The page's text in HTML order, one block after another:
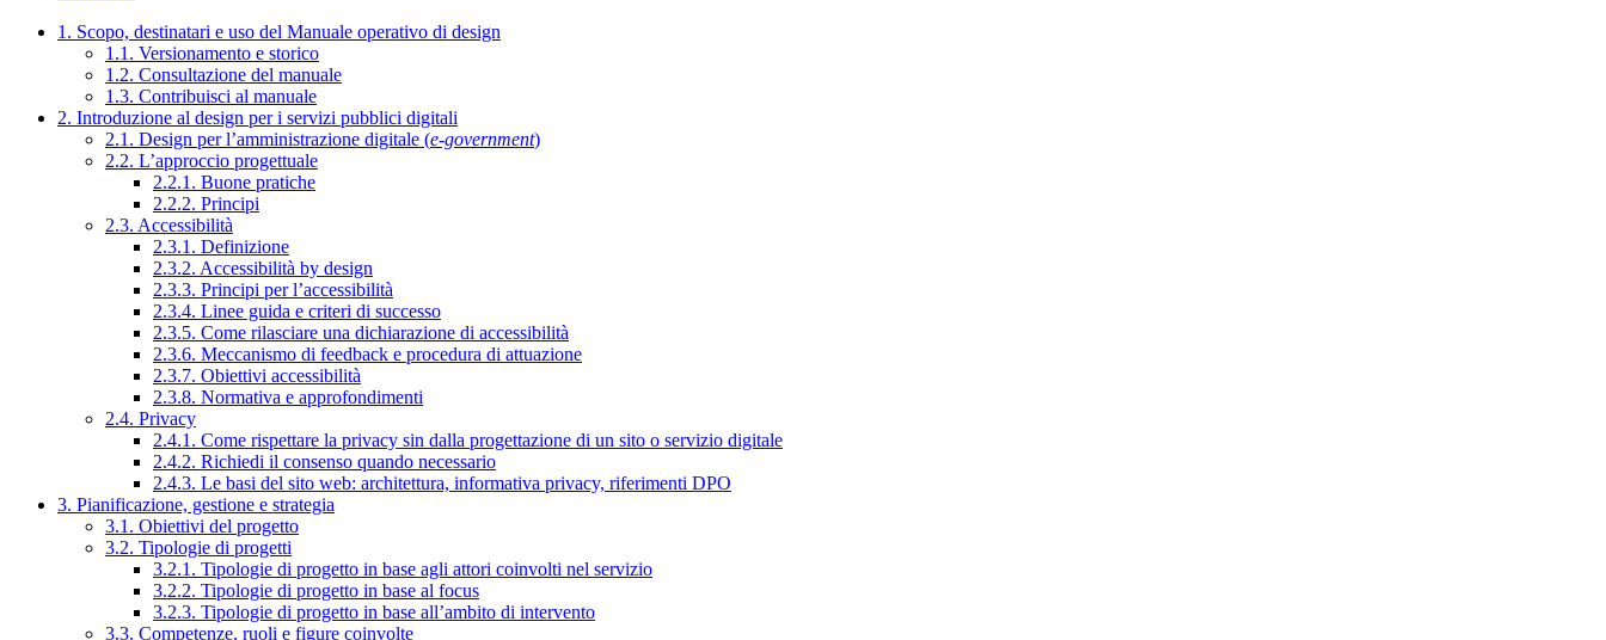
1. Scopo, destinatari e uso del Manuale operativo di design
1.1. Versionamento e storico
1.2. Consultazione del manuale
1.3. Contribuisci al manuale
2. Introduzione al design per i servizi pubblici digitali
2.1. Design per l’amministrazione digitale (e-government)
2.2. L’approccio progettuale
2.2.1. Buone pratiche
2.2.2. Principi
2.3. Accessibilità
2.3.1. Definizione
2.3.2. Accessibilità by design
2.3.3. Principi per l’accessibilità
2.3.4. Linee guida e criteri di successo
2.3.5. Come rilasciare una dichiarazione di accessibilità
2.3.6. Meccanismo di feedback e procedura di attuazione
2.3.7. Obiettivi accessibilità
2.3.8. Normativa e approfondimenti
2.4. Privacy
2.4.1. Come rispettare la privacy sin dalla progettazione di un sito o servizio digitale
2.4.2. Richiedi il consenso quando necessario
2.4.3. Le basi del sito web: architettura, informativa privacy, riferimenti DPO
3. Pianificazione, gestione e strategia
3.1. Obiettivi del progetto
3.2. Tipologie di progetti
3.2.1. Tipologie di progetto in base agli attori coinvolti nel servizio
3.2.2. Tipologie di progetto in base al focus
3.2.3. Tipologie di progetto in base all’ambito di intervento
3.3. Competenze, ruoli e figure coinvolte